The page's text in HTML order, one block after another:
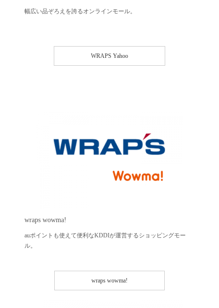
幅広い品ぞろえを誇るオンラインモール。
WRAPS Yahoo
wraps wowma!
auポイントも使えて便利なKDDIが運営するショッピングモー
ル。
wraps wowma!